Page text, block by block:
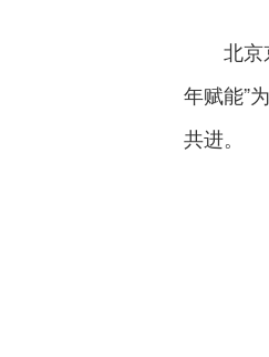
北
年赋能”
共进。